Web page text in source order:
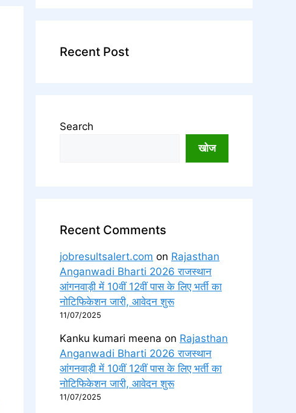
Recent Post
Search
खोज
Recent Comments
jobresultsalert.com on Rajasthan
Anganwadi Bharti 2026 राजस्थान
आंगनवाड़ी में 10वीं 12वीं पास के लिए भर्ती का
नोटिफिकेशन जारी, आवेदन शुरू
11/07/2025
Kanku kumari meena on Rajasthan
Anganwadi Bharti 2026 राजस्थान
आंगनवाड़ी में 10वीं 12वीं पास के लिए भर्ती का
नोटिफिकेशन जारी, आवेदन शुरू
11/07/2025